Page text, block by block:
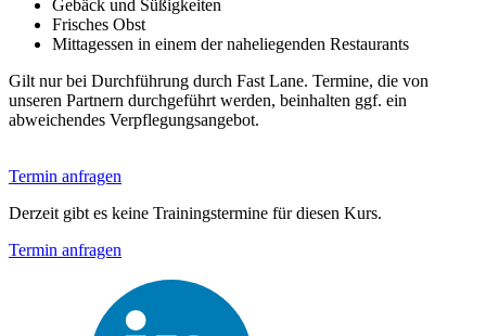
Gebäck und Süßigkeiten
Frisches Obst
Mittagessen in einem der naheliegenden Restaurants
Gilt nur bei Durchführung durch Fast Lane. Termine, die von
unseren Partnern durchgeführt werden, beinhalten ggf. ein
abweichendes Verpflegungsangebot.
Termin anfragen
Derzeit gibt es keine Trainingstermine für diesen Kurs.
Termin anfragen